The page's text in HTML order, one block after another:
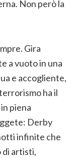
Non però la
Gira
a vuoto in una
e accogliente,
ha il
piena
Derby
infinite che
di artisti,